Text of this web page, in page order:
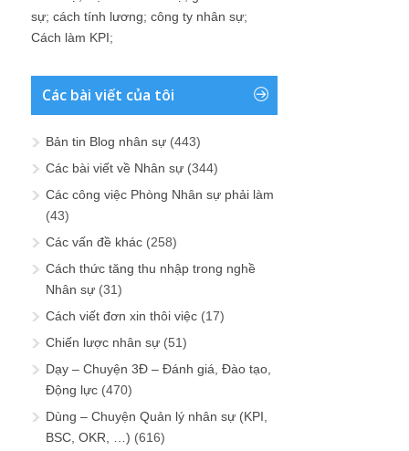
sự; cách tính lương; công ty nhân sự;
Cách làm KPI;
Các bài viết của tôi
Bản tin Blog nhân sự (443)
Các bài viết về Nhân sự (344)
Các công việc Phòng Nhân sự phải làm
(43)
Các vấn đề khác (258)
Cách thức tăng thu nhập trong nghề
Nhân sự (31)
Cách viết đơn xin thôi việc (17)
Chiến lược nhân sự (51)
Dạy – Chuyện 3Đ – Đánh giá, Đào tạo,
Động lực (470)
Dùng – Chuyện Quản lý nhân sự (KPI,
BSC, OKR, …) (616)